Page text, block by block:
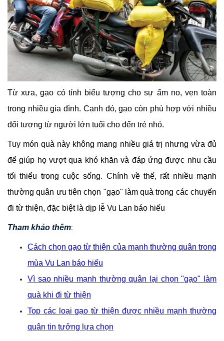
Từ xưa, gạo có tính biểu tượng cho sự ấm no, vẹn toàn
trong nhiều gia đình. Cạnh đó, gạo còn phù hợp với nhiều
đối tượng từ người lớn tuổi cho đến trẻ nhỏ.
Tuy món quà này không mang nhiều giá trị nhưng vừa đủ
để giúp họ vượt qua khó khăn và đáp ứng được nhu cầu
tối thiểu trong cuộc sống. Chính về thế, rất nhiều mạnh
thường quân ưu tiên chọn "gạo" làm quà trong các chuyến
đi từ thiện, đặc biệt là dịp lễ Vu Lan báo hiếu
Tham khảo thêm:
Cách chọn gạo từ thiện của mạnh thường quân trong
mùa Vu Lan báo hiếu
Vì sao nhiều mạnh thường quân lại chọn "gạo" làm
quà khi đi từ thiện
Top các loại gạo từ thiện được nhiều mạnh thường
quân tin tưởng lựa chọn